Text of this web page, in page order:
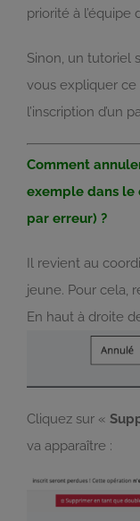
priorité à l’équipe
Sinon, un tutoriel
vous expliquer ce
l’inscription d’un
Comment
exemple dans le
par erreur) ?
Il revient au
jeune. Pour cela,
En haut à droite
Cliquez sur «
va apparaître :